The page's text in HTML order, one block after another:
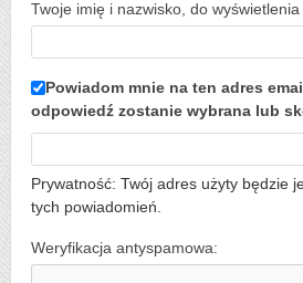
Twoje imię i nazwisko, do
Powiadom mnie na ten adres
odpowiedź zostanie wybrana lub
Prywatność: Twój adres użyty będzie
tych powiadomień.
Weryfikacja antyspamowa: